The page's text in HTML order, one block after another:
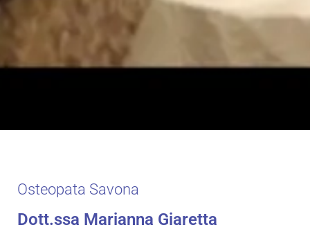
Giaretta
Osteopata Savona
Dott.ssa Marianna Giaretta